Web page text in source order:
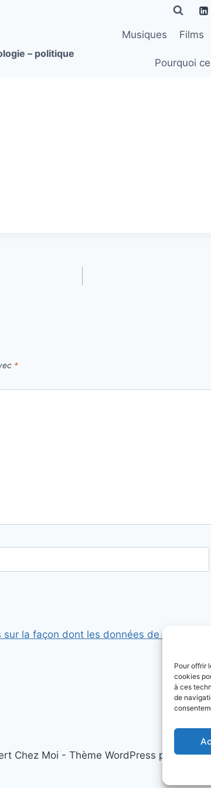
Pour offrir
cookies
à ces
de
– politique
Musiques Films
Pourquoi
*
sur la façon dont les données de vos
Chez Moi - Thème WordPress par